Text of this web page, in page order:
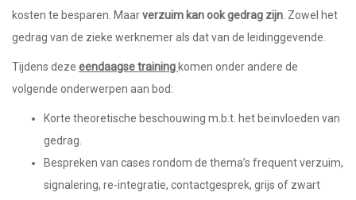
kosten te besparen. Maarverzuim kan ook gedrag zijn . Zowel het
gedrag van de zieke werknemer als dat van de leidinggevende.
Tijdens deze eendaagse training komen onder andere de
volgende onderwerpen aan bod:
Korte theoretische beschouwing m.b.t. het beïnvloeden van
gedrag.
Bespreken van cases rondom de thema’s frequent verzuim,
signalering, re-integratie, contactgesprek, grijs of zwart